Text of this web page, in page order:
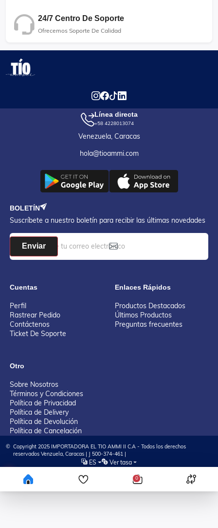
24/7 Centro De Soporte
Ofrecemos Soporte De Calidad
Línea directa
+58 4228013074
Venezuela, Caracas
hola@tioammi.com
BOLETÍN
Suscríbete a nuestro boletín para recibir las últimas novedades
Enviar
Cuentas
Perfil
Rastrear Pedido
Contáctenos
Ticket De Soporte
Enlaces Rápidos
Productos Destacados
Últimos Productos
Preguntas frecuentes
Otro
Sobre Nosotros
Términos y Condiciones
Política de Privacidad
Política de Delivery
Política de Devolución
Política de Cancelación
© Copyright 2025 IMPORTADORA EL TIO AMMI II C.A - Todos los derechos
reservados Venzuela, Caracas | J 500-374-461 |
ES Ver tasa
0